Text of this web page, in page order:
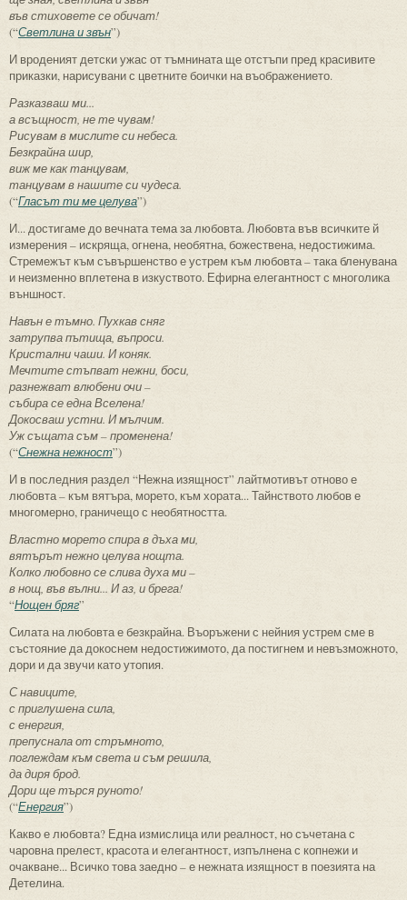
във стиховете се обичат!
(“Светлина и звън”)
И вроденият детски ужас от тъмнината ще отстъпи пред красивите
приказки, нарисувани с цветните боички на въображението.
Разказваш ми...
а всъщност, не те чувам!
Рисувам в мислите си небеса.
Безкрайна шир,
виж ме как танцувам,
танцувам в нашите си чудеса.
(“Гласът ти ме целува”)
И... достигаме до вечната тема за любовта. Любовта във всичките й
измерения – искряща, огнена, необятна, божествена, недостижима.
Стремежът към съвършенство е устрем към любовта – така бленувана
и неизменно вплетена в изкуството. Ефирна елегантност с многолика
външност.
Навън е тъмно. Пухкав сняг
затрупва пътища, въпроси.
Кристални чаши. И коняк.
Мечтите стъпват нежни, боси,
разнежват влюбени очи –
събира се една Вселена!
Докосваш устни. И мълчим.
Уж същата съм – променена!
(“Снежна нежност”)
И в последния раздел “Нежна изящност” лайтмотивът отново е
любовта – към вятъра, морето, към хората... Тайнството любов е
многомерно, граничещо с необятността.
Властно морето спира в дъха ми,
вятърът нежно целува нощта.
Колко любовно се слива духа ми –
в нощ, във вълни... И аз, и брега!
“Нощен бряг”
Силата на любовта е безкрайна. Въоръжени с нейния устрем сме в
състояние да докоснем недостижимото, да постигнем и невъзможното,
дори и да звучи като утопия.
С навиците,
с приглушена сила,
с енергия,
препуснала от стръмното,
поглеждам към света и съм решила,
да диря брод.
Дори ще търся руното!
(“Енергия”)
Какво е любовта? Една измислица или реалност, но съчетана с
чаровна прелест, красота и елегантност, изпълнена с копнежи и
очакване... Всичко това заедно – е нежната изящност в поезията на
Детелина.